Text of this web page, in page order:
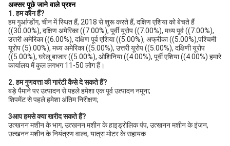
अक्सर पूछे जाने वाले प्रश्न
1. हम कौन हैं?
हम गुआंग्डोंग, चीन में स्थित हैं, 2018 से शुरू करते हैं, दक्षिण एशिया को बेचते हैं
((30.00%), दक्षिण अमेरिका ((7.00%), पूर्वी यूरोप ((7.00%), मध्य पूर्व ((7.00%),
उत्तरी अमेरिका ((6.00%), दक्षिण पूर्व एशिया ((5.00%), अफ्रीका ((5.00%),पश्चिमी
यूरोप (5).00%), मध्य अमेरिका ((5.00%), उत्तरी यूरोप ((5.00%), दक्षिणी यूरोप
((5.00%), घरेलू बाजार ((5.00%), ओशिनिया ((4.00%), पूर्वी एशिया ((4.00%) हमारे
कार्यालय में कुल लगभग 11-50 लोग हैं।
2. हम गुणवत्ता की गारंटी कैसे दे सकते हैं?
बड़े पैमाने पर उत्पादन से पहले हमेशा एक पूर्व उत्पादन नमूना;
शिपमेंट से पहले हमेशा अंतिम निरीक्षण;
3आप हमसे क्या खरीद सकते हैं?
उत्खनन मशीन के भाग, उत्खनन मशीन के हाइड्रोलिक पंप, उत्खनन मशीन के इंजन,
उत्खनन मशीन के नियंत्रण वाल्व, यात्रा मोटर के सहायक